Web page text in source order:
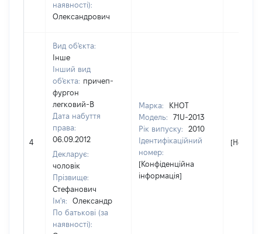
наявності):
Олександрович
4
Вид об'єкта:
Інше
Інший вид
об'єкта: причеп-
фургон
легковий-В
Дата набуття
права:
06.09.2012
Декларує:
чоловік
Прізвище:
Стефанович
Ім'я:
Олександр
По батькові (за
наявності):
Марка:
KHOT
Модель:
71U-2013
Рік випуску:
2010
Ідентифікаційний
номер:
[Конфіденційна
інформація]
[Не